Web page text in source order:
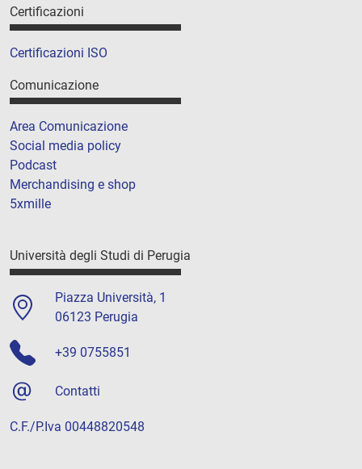
Certificazioni
Certificazioni ISO
Comunicazione
Area Comunicazione
Social media policy
Podcast
Merchandising e shop
5xmille
Università degli Studi di Perugia
Piazza Università, 1
06123 Perugia
+39 0755851
Contatti
C.F./P.Iva 00448820548